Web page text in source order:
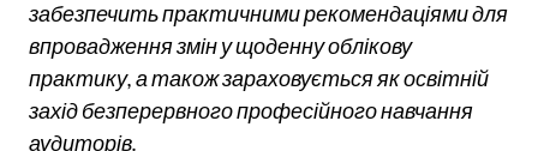
забезпечить практичними рекомендаціями для
впровадження змін у щоденну облікову
практику, а також зараховується як освітній
захід безперервного професійного навчання
аудиторів.